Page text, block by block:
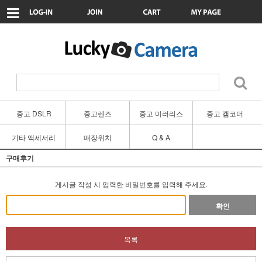
중고 DSLR 중고렌즈 중고 미러리스 중고 캠코더
기타 액세서리 매장위치 Q & A
구매후기
게시글 작성 시 입력한 비밀번호를 입력해 주세요.
확인
목록